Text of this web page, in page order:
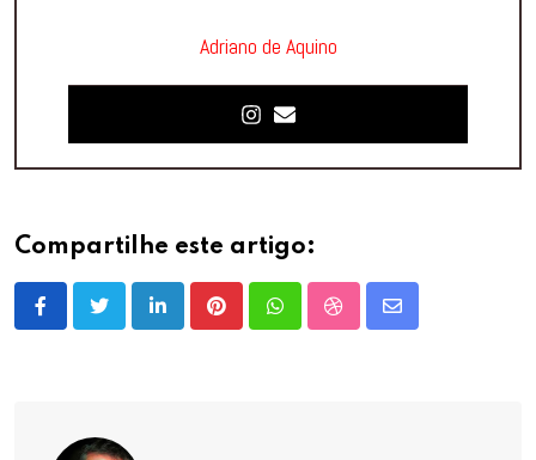
Adriano de Aquino
Compartilhe este artigo:
LinkedInPinterestWhatsappStumbleUpon
Share